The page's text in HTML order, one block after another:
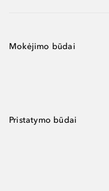
Mokėjimo būdai
Pristatymo būdai